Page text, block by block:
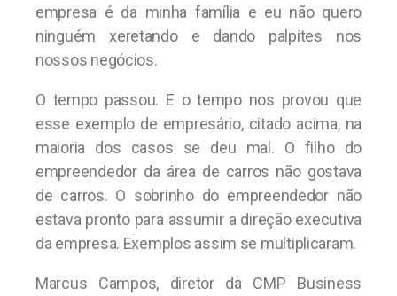
empresa é da minha família e eu não quero
ninguém xeretando e dando palpites nos
nossos negócios.
O tempo passou. E o tempo nos provou que
esse exemplo de empresário, citado acima, na
maioria dos casos se deu mal. O filho do
empreendedor da área de carros não gostava
de carros. O sobrinho do empreendedor não
estava pronto para assumir a direção executiva
da empresa. Exemplos assim se multiplicaram.
Marcus Campos, diretor da CMP Business